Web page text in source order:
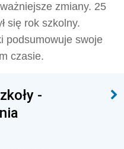
zmiany. 25
się rok szkolny.
podsumowuje swoje
czasie.
-